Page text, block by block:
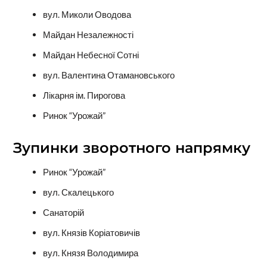
вул. Миколи Оводова
Майдан Незалежності
Майдан Небесної Сотні
вул. Валентина Отамановського
Лікарня ім. Пирогова
Ринок “Урожай”
Зупинки зворотного напрямку
Ринок “Урожай”
вул. Скалецького
Санаторій
вул. Князів Коріатовичів
вул. Князя Володимира